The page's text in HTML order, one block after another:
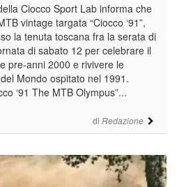
di Redazione
Ciocco Sport Lab informa che
vintage targata “Ciocco ‘91”,
la tenuta toscana fra la serata di
di sabato 12 per celebrare il
pre-anni 2000 e rivivere le
Mondo ospitato nel 1991.
‘91 The MTB Olympus”...